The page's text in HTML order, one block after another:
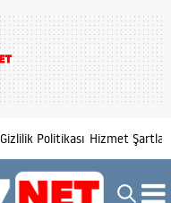
Gizlilik Politikası Hizmet Şartları